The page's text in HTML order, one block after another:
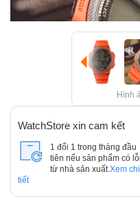
Hình
WatchStore xin cam kết
1 đổi 1 trong tháng đầu
tiên nếu sản phẩm có lỗi
từ nhà sản xuất. Xem chi
tiết